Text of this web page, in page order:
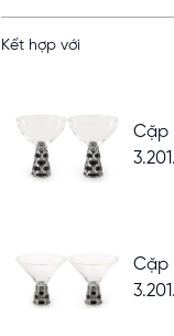
Kết hợp với
Cặp
Cặp